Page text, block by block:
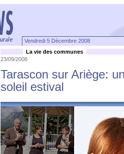
Vendredi 5 Décembre 2008
La vie des communes
23/09/2008
Tarascon sur Ariège:
soleil estival